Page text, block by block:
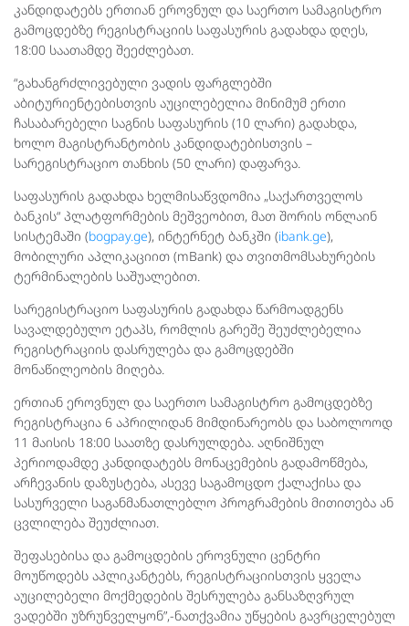
კანდიდატებს ერთიან ეროვნულ და საერთო სამაგისტრო
გამოცდებზე რეგისტრაციის საფასურის გადახდა დღეს,
18:00 საათამდე შეეძლებათ.
“გახანგრძლივებული ვადის ფარგლებში
აბიტურიენტებისთვის აუცილებელია მინიმუმ ერთი
ჩასაბარებელი საგნის საფასურის (10 ლარი) გადახდა,
ხოლო მაგისტრანტობის კანდიდატებისთვის –
სარეგისტრაციო თანხის (50 ლარი) დაფარვა.
საფასურის გადახდა ხელმისაწვდომია „საქართველოს
ბანკის“ პლატფორმების მეშვეობით, მათ შორის ონლაინ
სისტემაში (bogpay.ge), ინტერნეტ ბანკში (ibank.ge),
მობილური აპლიკაციით (mBank) და თვითმომსახურების
ტერმინალების საშუალებით.
სარეგისტრაციო საფასურის გადახდა წარმოადგენს
სავალდებულო ეტაპს, რომლის გარეშე შეუძლებელია
რეგისტრაციის დასრულება და გამოცდებში
მონაწილეობის მიღება.
ერთიან ეროვნულ და საერთო სამაგისტრო გამოცდებზე
რეგისტრაცია 6 აპრილიდან მიმდინარეობს და საბოლოოდ
11 მაისის 18:00 საათზე დასრულდება. აღნიშნულ
პერიოდამდე კანდიდატებს მონაცემების გადამოწმება,
არჩევანის დაზუსტება, ასევე საგამოცდო ქალაქისა და
სასურველი საგანმანათლებლო პროგრამების მითითება ან
ცვლილება შეუძლიათ.
შეფასებისა და გამოცდების ეროვნული ცენტრი
მოუწოდებს აპლიკანტებს, რეგისტრაციისთვის ყველა
აუცილებელი მოქმედების შესრულება განსაზღვრულ
ვადებში უზრუნველყონ”,-ნათქვამია უწყების გავრცელებულ